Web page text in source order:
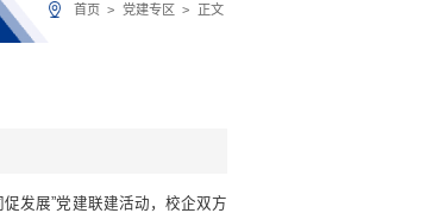
首页 > 党建专区 > 正文
发展”党建联建活动，校企双方